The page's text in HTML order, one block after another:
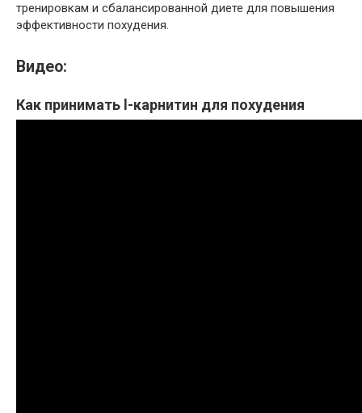
тренировкам и сбалансированной диете для повышения
эффективности похудения.
Видео:
Как принимать l-карнитин для похудения